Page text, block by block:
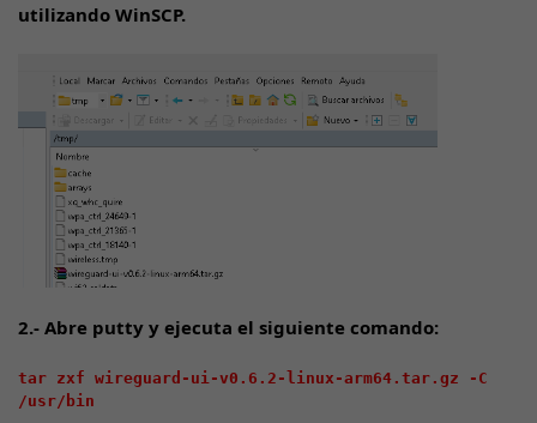
utilizando WinSCP.
2.- Abre putty y ejecuta el siguiente comando:
tar zxf wireguard-ui-v0.6.2-linux-arm64.tar.gz -C
/usr/bin